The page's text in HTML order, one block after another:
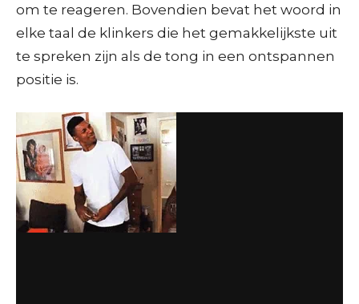
om te reageren. Bovendien bevat het woord in
elke taal de klinkers die het gemakkelijkste uit
te spreken zijn als de tong in een ontspannen
positie is.